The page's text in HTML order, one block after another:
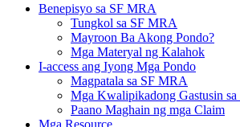
Benepisyo sa SF MRA
Tungkol sa SF MRA
Mayroon Ba Akong Pondo?
Mga Materyal ng Kalahok
I-access ang Iyong Mga Pondo
Magpatala sa SF MRA
Mga Kwalipikadong Gastusin
Paano Maghain ng mga Claim
Mga Resource